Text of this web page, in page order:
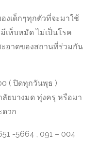
งเด็กๆทุกตัวที่จะมาใช้
เห็บหมัด ไม่เป็นโรค
อาดของสถานที่ร่วมกัน
( ปิดทุกวันพุธ )
ยบางมด ทุ่งครุ หรือมา
ดวก
-5664 , 091 – 004